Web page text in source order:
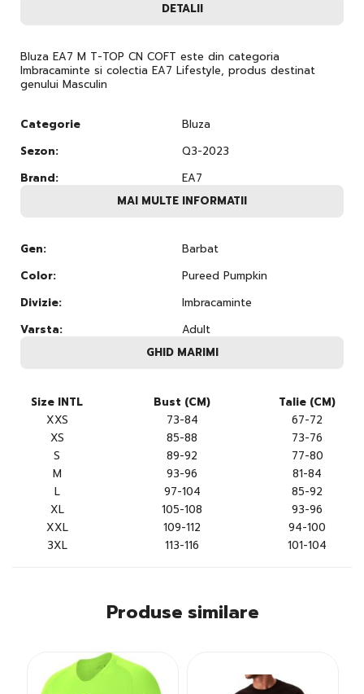
DETALII
Bluza EA7 M T-TOP CN COFT este din categoria
Imbracaminte si colectia EA7 Lifestyle, produs destinat
genului Masculin
Categorie
Bluza
Sezon:
Q3-2023
Brand:
EA7
MAI MULTE INFORMATII
Gen:
Barbat
Color:
Pureed Pumpkin
Divizie:
Imbracaminte
Varsta:
Adult
GHID MARIMI
Size INTL Bust (CM)
Talie (CM)
XXS
73-84
67-72
XS
85-88
73-76
S
89-92
77-80
M
93-96
81-84
L
97-104
85-92
XL
105-108
93-96
XXL
109-112
94-100
3XL
113-116 101-104
Produse similare